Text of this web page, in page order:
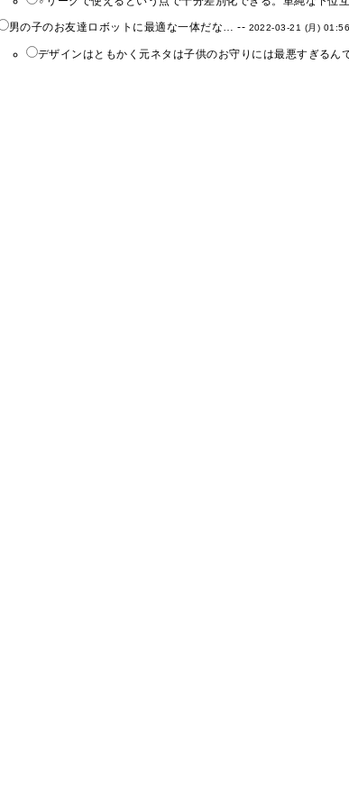
男の子のお友達ロボットに最適な一体だな… -- 2022-03-21 (月)
デザインはともかく元ネタは子供のお守りには最悪すぎる